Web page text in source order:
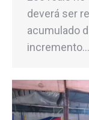
deverá ser
acumulado
incremento…